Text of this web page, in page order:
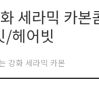
세라믹 카
/헤어빗
강화 세라믹 카본